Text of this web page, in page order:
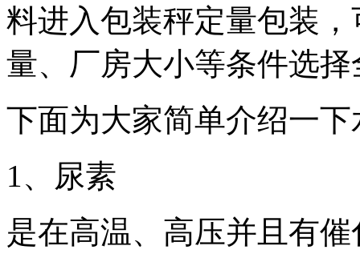
料进入包装秤定量包装
量、厂房大小等条件选
下面为大家简单介绍一
1、尿素
是在高温、高压并且有